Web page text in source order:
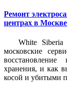
Ремонт
центрах в
White
московские
хранения, и как
косой и убитыми